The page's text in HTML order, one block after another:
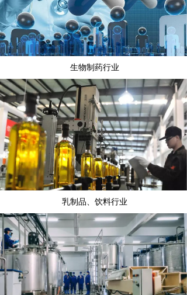
生物制药行业
乳制品、饮料行业